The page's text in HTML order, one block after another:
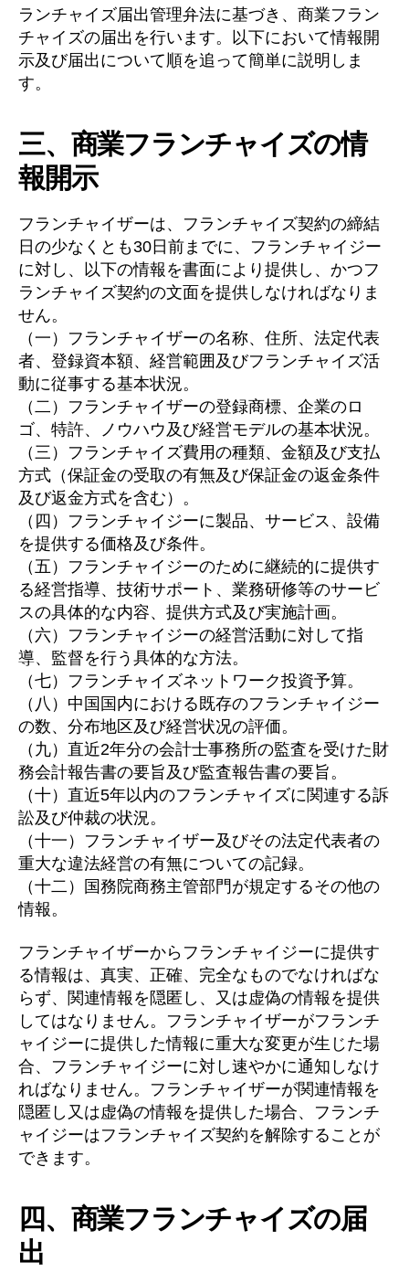
ランチャイズ届出管理弁法に基づき、商業フラン
チャイズの届出を行います。以下において情報開
示及び届出について順を追って簡単に説明しま
す。
三、商業フランチャイズの情
報開示
フランチャイザーは、フランチャイズ契約の締結
日の少なくとも30日前までに、フランチャイジー
に対し、以下の情報を書面により提供し、かつフ
ランチャイズ契約の文面を提供しなければなりま
せん。
（一）フランチャイザーの名称、住所、法定代表
者、登録資本額、経営範囲及びフランチャイズ活
動に従事する基本状況。
（二）フランチャイザーの登録商標、企業のロ
ゴ、特許、ノウハウ及び経営モデルの基本状況。
（三）フランチャイズ費用の種類、金額及び支払
方式（保証金の受取の有無及び保証金の返金条件
及び返金方式を含む）。
（四）フランチャイジーに製品、サービス、設備
を提供する価格及び条件。
（五）フランチャイジーのために継続的に提供す
る経営指導、技術サポート、業務研修等のサービ
スの具体的な内容、提供方式及び実施計画。
（六）フランチャイジーの経営活動に対して指
導、監督を行う具体的な方法。
（七）フランチャイズネットワーク投資予算。
（八）中国国内における既存のフランチャイジー
の数、分布地区及び経営状况の評価。
（九）直近2年分の会計士事務所の監査を受けた財
務会計報告書の要旨及び監査報告書の要旨。
（十）直近5年以内のフランチャイズに関連する訴
訟及び仲裁の状況。
（十一）フランチャイザー及びその法定代表者の
重大な違法経営の有無についての記録。
（十二）国務院商務主管部門が規定するその他の
情報。
フランチャイザーからフランチャイジーに提供す
る情報は、真実、正確、完全なものでなければな
らず、関連情報を隠匿し、又は虚偽の情報を提供
してはなりません。フランチャイザーがフランチ
ャイジーに提供した情報に重大な変更が生じた場
合、フランチャイジーに対し速やかに通知しなけ
ればなりません。フランチャイザーが関連情報を
隠匿し又は虚偽の情報を提供した場合、フランチ
ャイジーはフランチャイズ契約を解除することが
できます。
四、商業フランチャイズの届
出